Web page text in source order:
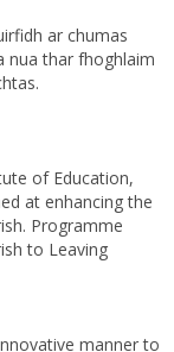
ar chumas
nua thar fhoghlaim
of Education,
at enhancing the
Programme
to Leaving
manner to